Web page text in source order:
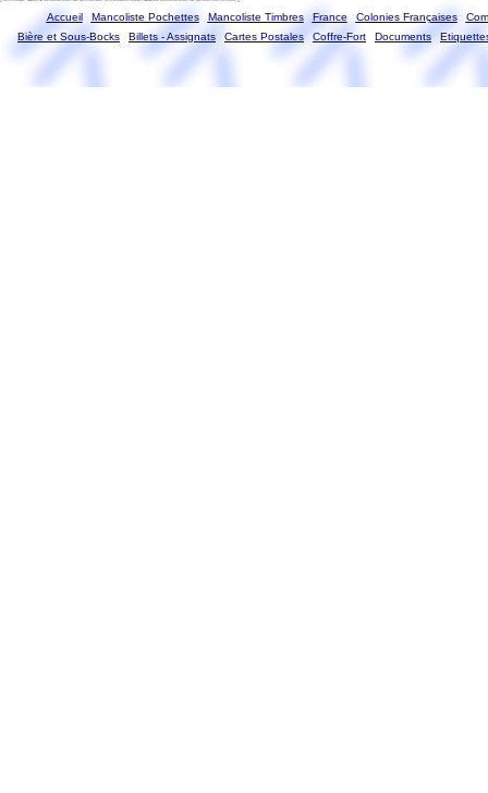
Accueil Mancoliste Pochettes Mancoliste Timbres France Colonies Françaises
Bière et Sous-Bocks
Billets - Assignats Cartes Postales Coffre-Fort Documents